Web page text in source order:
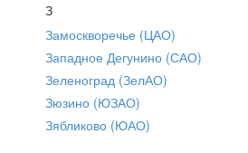
З
Замоскворечье (ЦАО)
Западное Дегунино (САО)
Зеленоград (ЗелАО)
Зюзино (ЮЗАО)
Зябликово (ЮАО)